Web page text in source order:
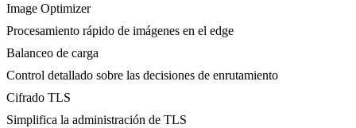
Image Optimizer
Procesamiento rápido de imágenes en el edge
Balanceo de carga
Control detallado sobre las decisiones de enrutamiento
Cifrado TLS
Simplifica la administración de TLS